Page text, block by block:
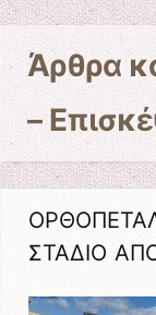
Μετάβαση στο
Άρθρα
–
ΣΤΑΔΙΟ